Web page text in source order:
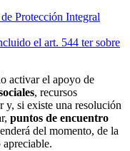
Protección Integral
el art. 544 ter sobre
activar el apoyo de
, recursos
y, si existe una resolución
puntos de encuentro
del momento, de la